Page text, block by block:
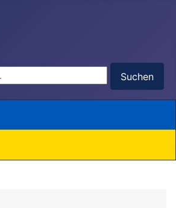
Suchen